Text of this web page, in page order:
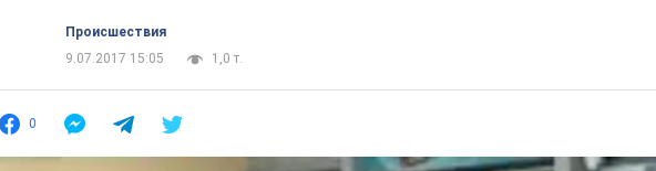
Происшествия
9.07.2017 15:05
1,0 т.
0